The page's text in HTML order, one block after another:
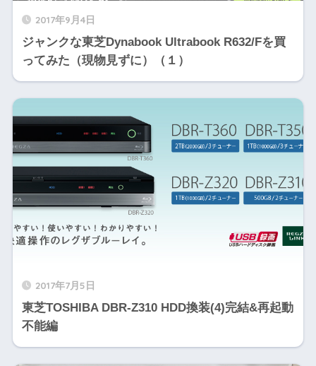
2017年9月4日
ジャンクな東芝Dynabook Ultrabook R632/Fを買
ってみた（現物見ずに）（１）
2017年7月5日
東芝TOSHIBA DBR-Z310 HDD換装(4)完結&再起動
不能編